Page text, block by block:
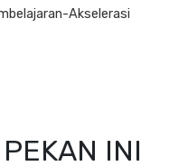
Akselerasi
INI